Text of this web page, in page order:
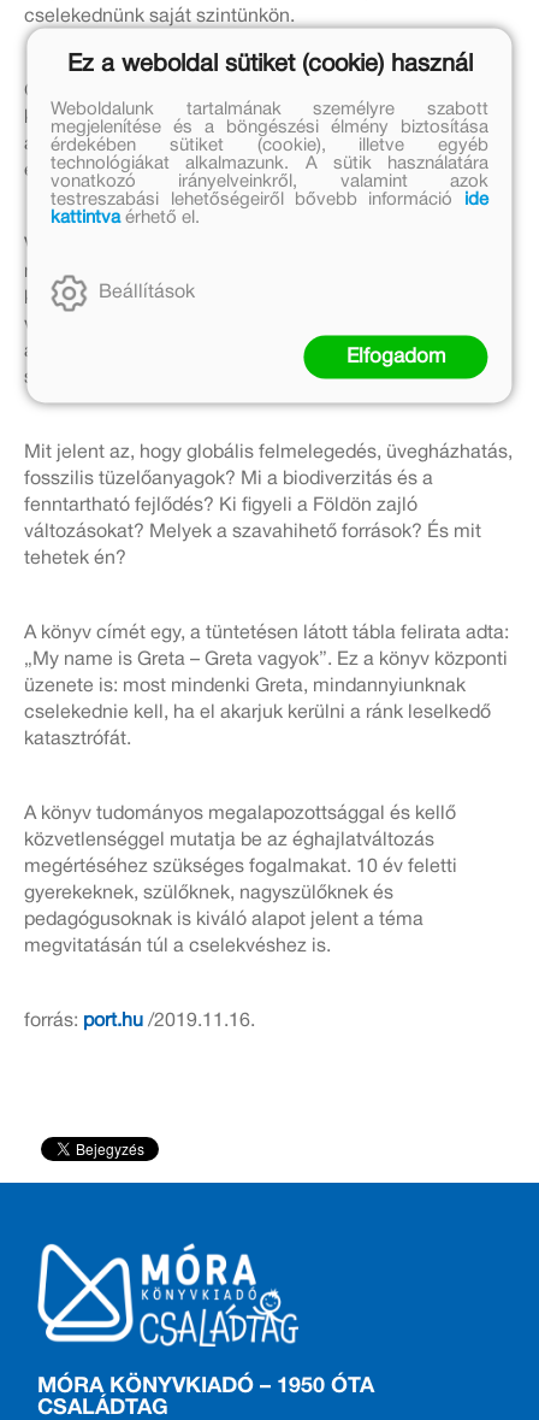
cselekednünk saját szintünkön.
Greta Thunberg egy határokon átívelő
közösségvállalásra szólít fel, ami a tudomány jelenlegi
állása szerint az egyetlen lehetséges megoldás az
éghajlatváltozás megállítására.
Valentina Giannella, a Greta vagyok szerzője, 2019.
márciusában egy klímatüntetés után határozta el, hogy
könyvet ír a klímaváltozásról. Olyan kérdésekre akart
választ adni, amiket a saját gyerekei is feltettek neki, és
amiket világszerte millió és millió gyerek tesz fel a
szüleinek napjainkban:
Mit jelent az, hogy globális felmelegedés, üvegházhatás,
fosszilis tüzelőanyagok? Mi a biodiverzitás és a
fenntartható fejlődés? Ki figyeli a Földön zajló
változásokat? Melyek a szavahihető források? És mit
tehetek én?
A könyv címét egy, a tüntetésen látott tábla felirata adta:
„My name is Greta – Greta vagyok”. Ez a könyv központi
üzenete is: most mindenki Greta, mindannyiunknak
cselekednie kell, ha el akarjuk kerülni a ránk leselkedő
katasztrófát.
A könyv tudományos megalapozottsággal és kellő
közvetlenséggel mutatja be az éghajlatváltozás
megértéséhez szükséges fogalmakat. 10 év feletti
gyerekeknek, szülőknek, nagyszülőknek és
pedagógusoknak is kiváló alapot jelent a téma
megvitatásán túl a cselekvéshez is.
forrás: port.hu /2019.11.16.
MÓRA KÖNYVKIADÓ – 1950 ÓTA
CSALÁDTAG
Ez a weboldal sütiket (cookie) használ
Weboldalunk tartalmának személyre szabott
megjelenítése és a böngészési élmény biztosítása
érdekében sütiket (cookie), illetve egyéb
technológiákat alkalmazunk. A sütik használatára
vonatkozó irányelveinkről, valamint azok
testreszabási lehetőségeiről bővebb információ
ide
kattintvaérhető el.
Beállítások
Elfogadom